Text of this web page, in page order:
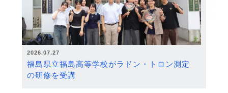
2026.07.27
福島県立福島高等学校がラドン・トロン測定
の研修を受講